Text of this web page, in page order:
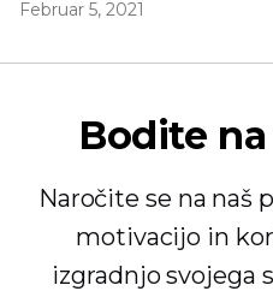
Februar 5, 2021
Bodite
Naročite se na naš
motivacijo in
izgradnjo svojega